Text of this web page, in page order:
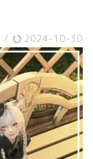
/ 2024-10-30